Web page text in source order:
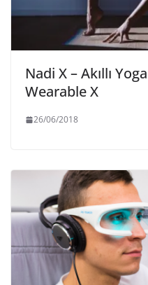
Nadi X – Akıllı
Wearable X
26/06/2018